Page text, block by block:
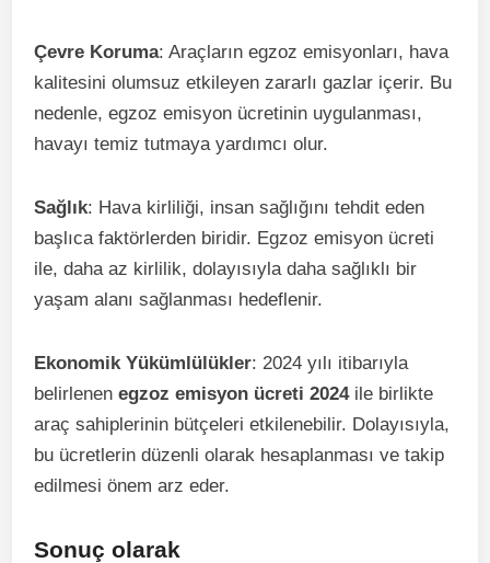
Çevre Koruma: Araçların egzoz emisyonları, hava
kalitesini olumsuz etkileyen zararlı gazlar içerir. Bu
nedenle, egzoz emisyon ücretinin uygulanması,
havayı temiz tutmaya yardımcı olur.
Sağlık: Hava kirliliği, insan sağlığını tehdit eden
başlıca faktörlerden biridir. Egzoz emisyon ücreti
ile, daha az kirlilik, dolayısıyla daha sağlıklı bir
yaşam alanı sağlanması hedeflenir.
Ekonomik Yükümlülükler: 2024 yılı itibarıyla
belirlenenegzoz emisyon ücreti 2024ile birlikte
araç sahiplerinin bütçeleri etkilenebilir. Dolayısıyla,
bu ücretlerin düzenli olarak hesaplanması ve takip
edilmesi önem arz eder.
Sonuç olarak